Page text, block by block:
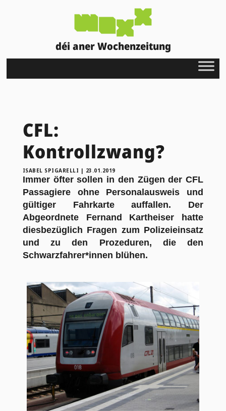
déi aner Wochenzeitung
CFL:
Kontrollzwang?
ISABEL SPIGARELLI | 23.01.2019
Immer öfter sollen in den Zügen der CFL
Passagiere ohne Personalausweis und
gültiger Fahrkarte auffallen. Der
Abgeordnete Fernand Kartheiser hatte
diesbezüglich Fragen zum Polizeieinsatz
und zu den Prozeduren, die den
Schwarzfahrer*innen blühen.